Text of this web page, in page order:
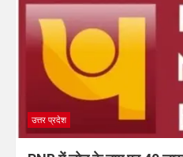
उत्तर प्रदेश